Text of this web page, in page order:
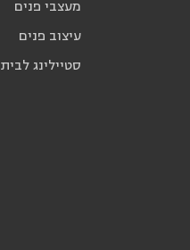
מעצבי פנים
עיצוב פנים
סטיילינג לבית